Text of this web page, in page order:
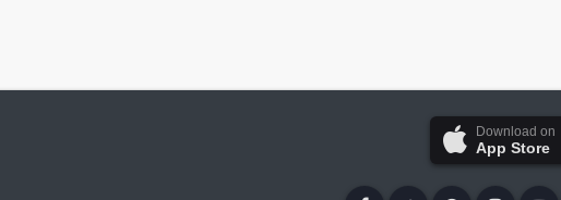
Download on
App Store